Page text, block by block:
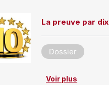
La preuve par dix
Dossier
Voir plus